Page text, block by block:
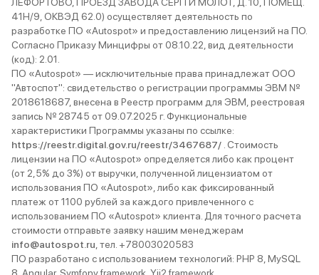
41Н/9, ОКВЭД 62.0) осуществляет деятельность по
разработке ПО «Autospot» и предоставлению лицензий на ПО.
Согласно Приказу Минцифры от 08.10.22, вид деятельности
(код): 2.01.
ПО «Autospot» — исключительные права принадлежат ООО
"Автоспот": свидетельство о регистрации программы ЭВМ №
2018618687, внесена в Реестр программ для ЭВМ, реестровая
запись № 28745 от 09.07.2025 г. Функциональные
характеристики Программы указаны по ссылке:
https://reestr.digital.gov.ru/reestr/3467687/ . Стоимость
лицензии на ПО «Autospot» определяется либо как процент
(от 2,5% до 3%) от выручки, полученной лицензиатом от
использования ПО «Autospot», либо как фиксированный
платеж от 1100 рублей за каждого привлеченного с
использованием ПО «Autospot» клиента. Для точного расчета
стоимости отправьте заявку нашим менеджерам
info@autospot.ru , тел. +78003020583
ПО разработано с использованием технологий: PHP 8, MySQL